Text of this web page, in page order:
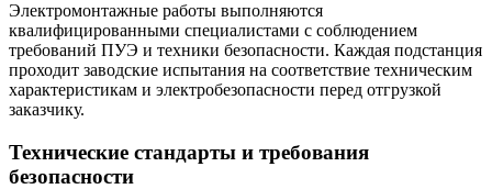
Электромонтажные работы выполняются
квалифицированными специалистами с соблюдением
требований ПУЭ и техники безопасности. Каждая подстанция
проходит заводские испытания на соответствие техническим
характеристикам и электробезопасности перед отгрузкой
заказчику.
Технические стандарты и требования
безопасности